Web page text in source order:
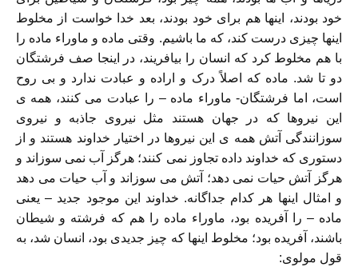
خود بودند، اینها هم برای خود بودند، بعد خدا خواست از مخلوط
اینها چیزی درست کند، که ما باشیم. وقتی ماده و ماوراء ماده را
با هم مخلوط کرد که انسان را بیافریند، در اینجا صف فرشتگان
دو تا شد. ماده که اصلاً درک و اراده و عبادت ندارد و بی روح
است، اما فرشتگان- ماوراء ماده – را عبادت می کنند، همه ی
این نیروها که در جهان هستند مثل نیروی جاذبه و نیروی
سوزانندگی آتش همه ی این نیروها در اختیار خداوند هستند و از
دستوری که خداوند داده تجاوز نمی کنند؛ هرگز آب نمی سوزاند و
هرگز آتش حیات نمی دهد؛ آتش می سوزاند و آب حیات می دهد
و امثال اینها هر کدام جداگانه. خداوند این موجود جدید – یعنی
ماده – را آفریده بود، ماوراء ماده را هم که فرشته و شیطان
باشند، آفریده بود؛ مخلوط اینها که چیز جدیدی بود، انسان شد، به
قول مولوی: